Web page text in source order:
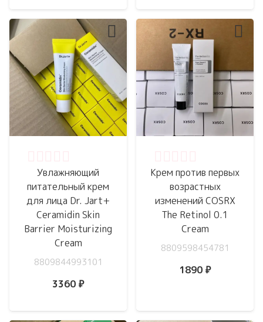
Увлажняющий
питательный крем
для лица Dr. Jart+
Ceramidin Skin
Barrier Moisturizing
Cream
8809844993101
3360 ₽
Крем против первых
возрастных
изменений COSRX
The Retinol 0.1
Cream
8809598454781
1890 ₽